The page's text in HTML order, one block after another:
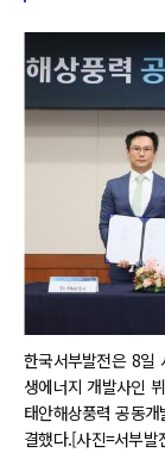
한국서부발전은 8일
생에너지 개발사인
태안해상풍력 공동
결했다.[사진=서부발